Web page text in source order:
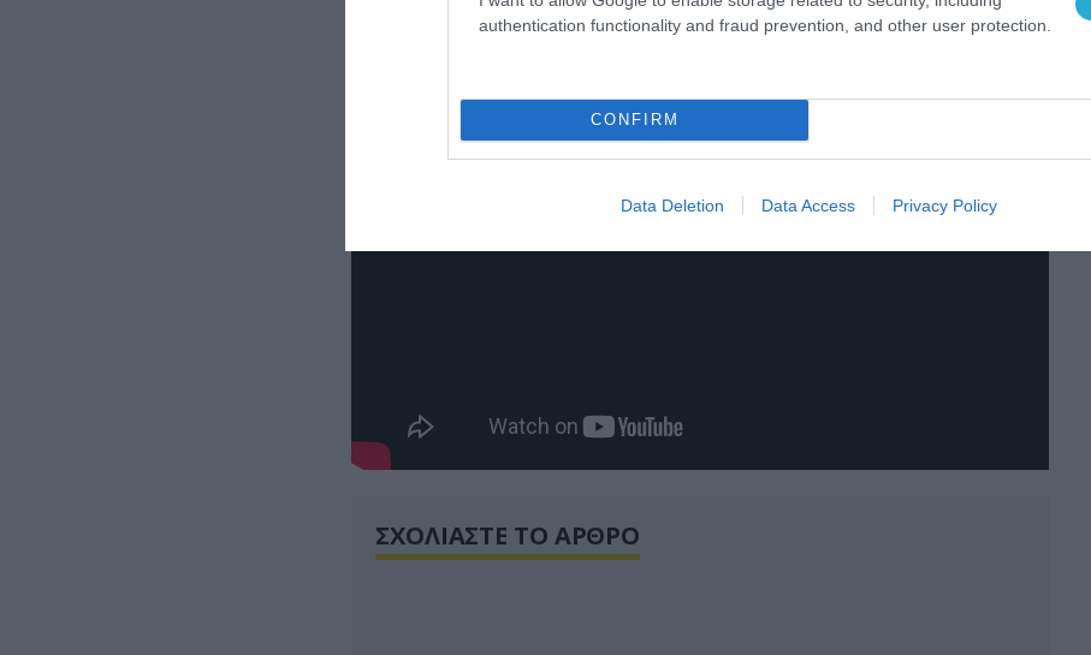
authentication functionality and fraud prevention, and other user protection.
CONFIRM
Data Deletion Data Access Privacy Policy
του αναγκαστικού δανείου».
ΣΧΟΛΙΑΣΤΕ ΤΟ ΑΡΘΡΟ